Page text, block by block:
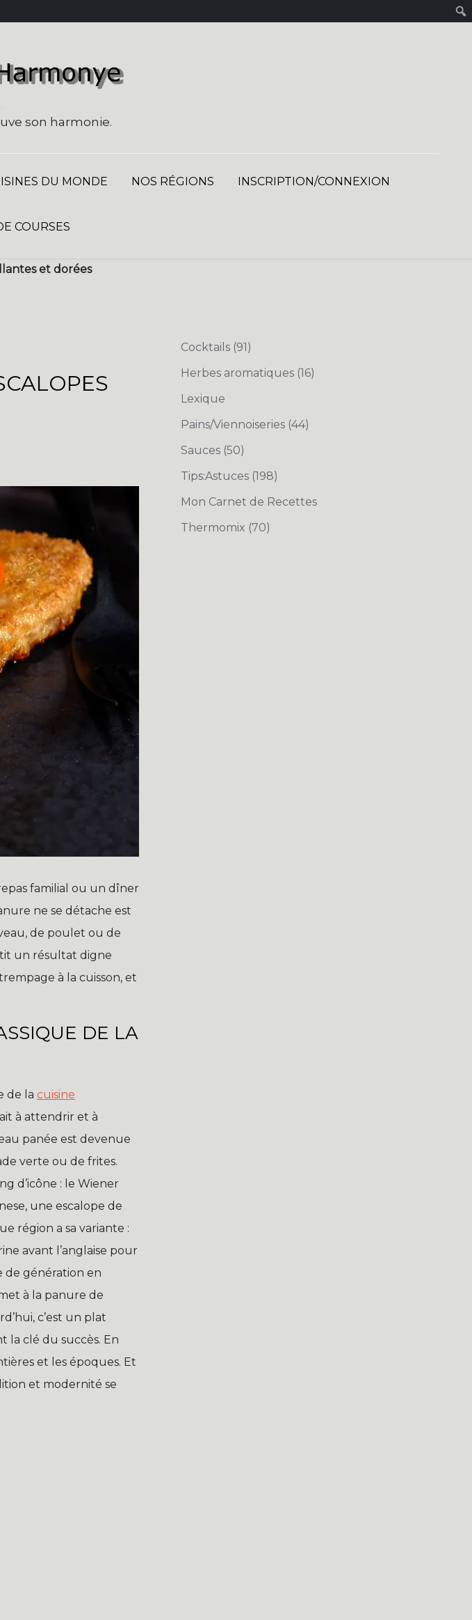
son harmonie.
DU MONDE NOS RÉGIONS INSCRIPTION/CONNEXION
COURSES
et dorées
familial ou un dîner
ne se détache est
de poulet ou de
un résultat digne
à la cuisson, et
DE LA
de la cuisine
à attendrir et à
panée est devenue
verte ou de frites.
d’icône : le Wiener
une escalope de
région a sa variante :
avant l’anglaise pour
de génération en
à la panure de
c’est un plat
la clé du succès. En
et les époques. Et
et modernité se
Cocktails (91)
Herbes aromatiques (16)
Lexique
Pains/Viennoiseries (44)
Sauces (50)
Tips:Astuces (198)
Mon Carnet de Recettes
Thermomix (70)